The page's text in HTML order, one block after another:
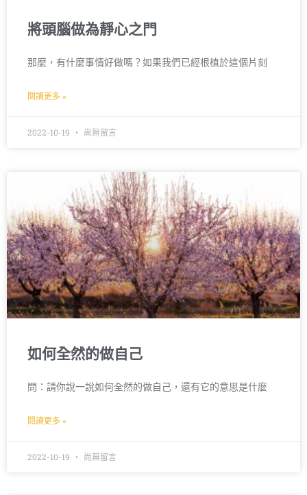
將頭腦做為靜心之門
那麼，有什麼事情好做嗎？如果我們已經根植於這個片刻
閱讀更多 »
2022-10-19 尚無留言
如何全然的做自己
問：請你說一說如何全然的做自己，還有它的意思是什麼
閱讀更多 »
2022-10-19 尚無留言